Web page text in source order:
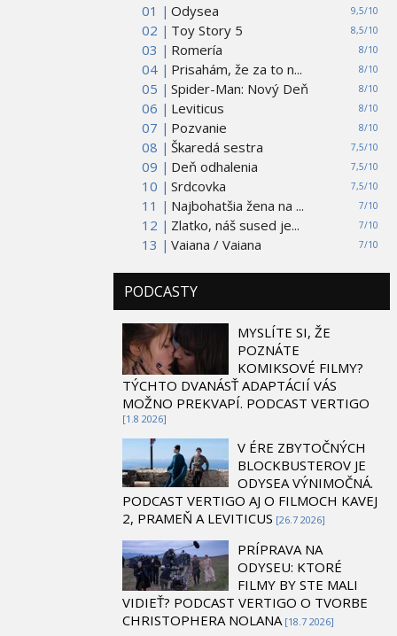
01 | 9,5/10
Odysea
02 |
8,5/10
Toy Story 5
03 |
8/10
Romería
04 |
8/10
Prisahám, že za to n...
05 |
8/10
Spider-Man: Nový Deň
06 |
8/10
Leviticus
07 |
8/10
Pozvanie
08 |
7,5/10
Škaredá sestra
09 |
7,5/10
Deň odhalenia
10 |
7,5/10
Srdcovka
11 |
7/10
Najbohatšia žena na ...
12 |
7/10
Zlatko, náš sused je...
13 |
7/10
Vaiana / Vaiana
PODCASTY
MYSLÍTE SI, ŽE
POZNÁTE
KOMIKSOVÉ FILMY?
TÝCHTO DVANÁSŤ ADAPTÁCIÍ VÁS
MOŽNO PREKVAPÍ. PODCAST VERTIGO
[1.8 2026]
V ÉRE ZBYTOČNÝCH
BLOCKBUSTEROV JE
ODYSEA VÝNIMOČNÁ.
PODCAST VERTIGO AJ O FILMOCH KAVEJ
2, PRAMEŇ A LEVITICUS [26.7 2026]
PRÍPRAVA NA
ODYSEU: KTORÉ
FILMY BY STE MALI
VIDIEŤ? PODCAST VERTIGO O TVORBE
CHRISTOPHERA NOLANA [18.7 2026]